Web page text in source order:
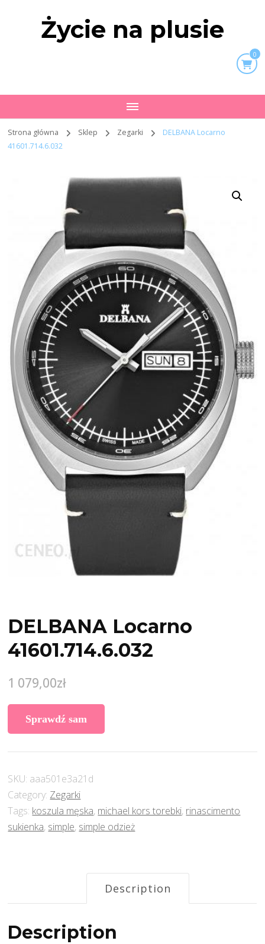
Życie na plusie
0
Strona główna Sklep Zegarki
DELBANA Locarno
41601.714.6.032
DELBANA Locarno
41601.714.6.032
1 079,00zł
Sprawdź sam
SKU: aaa501e3a21d
Category: Zegarki
Tags: koszula męska, michael kors torebki, rinascimento
sukienka, simple, simple odzież
Description
Description